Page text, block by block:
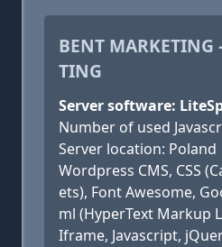
BENT MARKETING
TING
Server software:
Number of used
Server location: Poland
Wordpress CMS, CSS
ets), Font Awesome,
ml (HyperText Markup
Iframe, Javascript,